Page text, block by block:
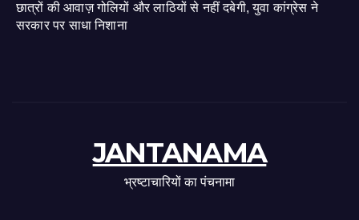
छात्रों की आवाज़ गोलियों और लाठियों से नहीं दबेगी, युवा कांग्रेस ने
सरकार पर साधा निशाना
JANTANAMA
भ्रष्टाचारियों का पंचनामा